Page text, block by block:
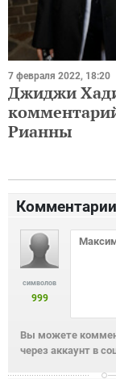
7 февраля 2022, 18:20
Джиджи
Рианны
Комментарии
символов
999
Вы можете
через аккаунт в